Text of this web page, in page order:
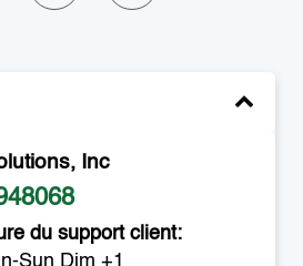
Inc
du support client:
Sun Dim +1